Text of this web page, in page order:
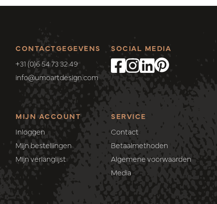
CONTACTGEGEVENS
+31 (0)6 54 73 32 49
info@umoartdesign.com
MIJN ACCOUNT
Inloggen
Mijn bestellingen
Mijn verlanglijst
SERVICE
Contact
Betaalmethoden
Algemene voorwaarden
Media
SOCIAL MEDIA